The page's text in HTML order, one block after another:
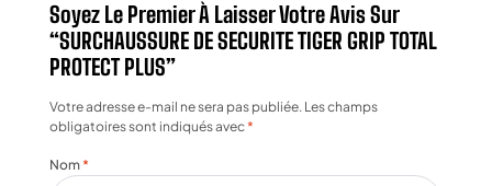
Soyez Le Premier À Laisser Votre Avis Sur
“SURCHAUSSURE DE SECURITE TIGER GRIP TOTAL
PROTECT PLUS”
Votre adresse e-mail ne sera pas publiée. Les champs
obligatoires sont indiqués avec*
Nom *